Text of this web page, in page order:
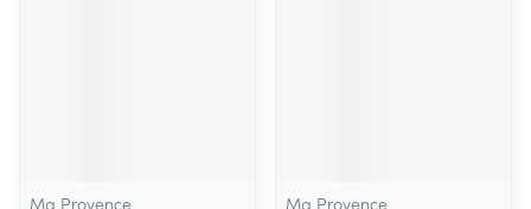
Ma Provence Ma Provence